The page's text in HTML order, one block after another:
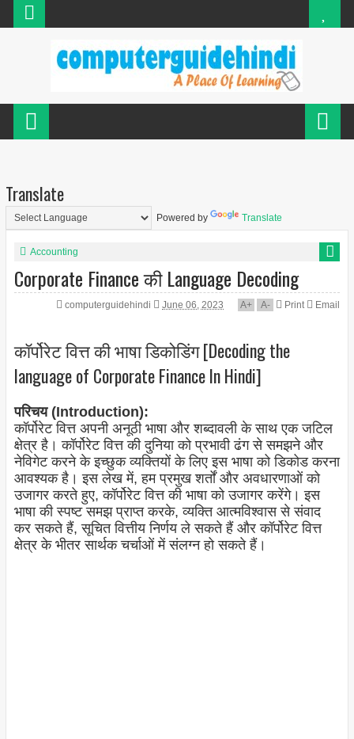
Translate
Powered by Translate
Accounting
Corporate Finance की Language Decoding
computerguidehindi June 06, 2023 A+ A- Print Email
कॉर्पोरेट वित्त की भाषा डिकोडिंग [Decoding the
language of Corporate Finance In Hindi]
परिचय (Introduction):
कॉर्पोरेट वित्त अपनी अनूठी भाषा और शब्दावली के साथ एक जटिल
क्षेत्र है। कॉर्पोरेट वित्त की दुनिया को प्रभावी ढंग से समझने और
नेविगेट करने के इच्छुक व्यक्तियों के लिए इस भाषा को डिकोड करना
आवश्यक है। इस लेख में, हम प्रमुख शर्तों और अवधारणाओं को
उजागर करते हुए, कॉर्पोरेट वित्त की भाषा को उजागर करेंगे। इस
भाषा की स्पष्ट समझ प्राप्त करके, व्यक्ति आत्मविश्वास से संवाद
कर सकते हैं, सूचित वित्तीय निर्णय ले सकते हैं और कॉर्पोरेट वित्त
क्षेत्र के भीतर सार्थक चर्चाओं में संलग्न हो सकते हैं।